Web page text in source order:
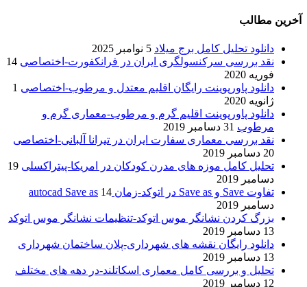
آخرین مطالب
دانلود تحلیل کامل برج میلاد 5 نوامبر 2025
نقد بررسی سرکنسولگری ایران در فرانکفورت-اختصاصی 14
فوریه 2020
دانلود پاورپوینت رایگان اقلیم معتدل و مرطوب-اختصاصی 1
ژانویه 2020
دانلود پاورپوینت اقلیم گرم و مرطوب-معماری گرم و
مرطوب 31 دسامبر 2019
نقد بررسی معماری سفارت ایران در تیرانا آلبانی-اختصاصی
20 دسامبر 2019
تحلیل کامل موزه های مدرن کودکان در امریکا-پیتراکسلی 19
دسامبر 2019
تفاوت Save و Save as در اتوکد-زمان autocad Save as
14
دسامبر 2019
بزرگ کردن نشانگر موس اتوکد-تنظیمات نشانگر موس اتوکد
13 دسامبر 2019
دانلود رایگان نقشه های شهرداری-پلان ساختمان شهرداری
13 دسامبر 2019
تحلیل و بررسی کامل معماری اسکاتلند-در دهه های مختلف
12 دسامبر 2019